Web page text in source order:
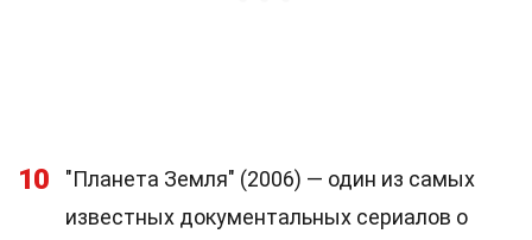
10
"Планета Земля" (2006) — один из самых
известных документальных сериалов о